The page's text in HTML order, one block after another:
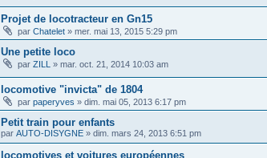
Projet de locotracteur en Gn15
par Chatelet » mer. mai 13, 2015 5:29 pm
Une petite loco
par ZILL » mar. oct. 21, 2014 10:03 am
locomotive "invicta" de 1804
par paperyves » dim. mai 05, 2013 6:17 pm
Petit train pour enfants
par AUTO-DISYGNE » dim. mars 24, 2013 6:51 pm
locomotives et voitures européennes